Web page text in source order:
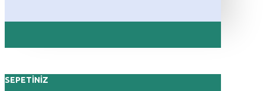
SEPETINIZ